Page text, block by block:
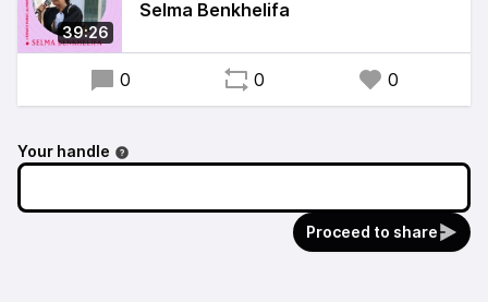
39:26
Selma Benkhelifa
0 0 0
Your handle
Proceed to share